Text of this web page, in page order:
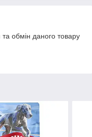
обмін даного товару